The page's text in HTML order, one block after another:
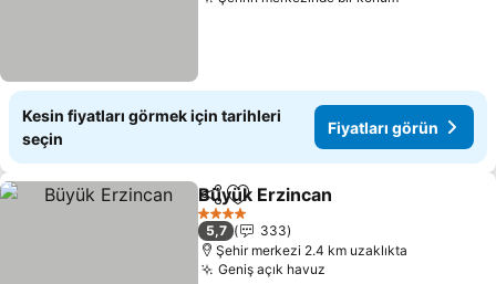
Kesin fiyatları görmek için tarihleri
seçin
Fiyatları görün
PaylaşFavorilerime ekle
Büyük Erzincan
4 Yıldız
5,7
333
Şehir merkezi 2.4 km uzaklıkta
Geniş açık havuz